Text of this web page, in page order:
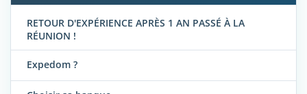
RETOUR D'EXPÉRIENCE APRÈS 1 AN PASSÉ À LA
RÉUNION !
Expedom ?